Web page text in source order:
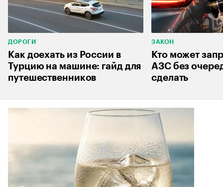
ДОРОГИ
Как доехать из России в
Турцию на машине: гайд для
путешественников
ЗАКОН
Кто может
АЗС без
сделать